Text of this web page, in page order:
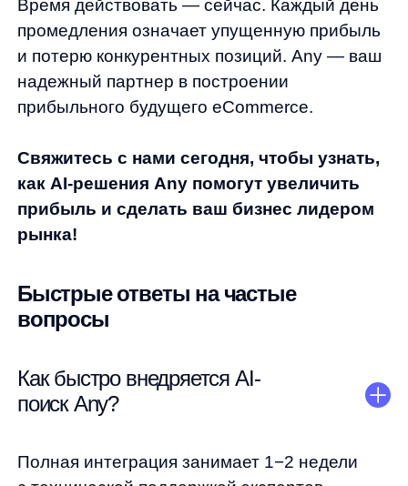
© ООО «Д Технолоджи», 2014-2026
Юридический адрес:
ИНН 7 728 492 537
Основной код по ОКВЭД — 62.01 Разработка компьютерного
any
Рекомендательные алгоритмы
Деятельность в области ИТ
Согласие на получение рекламных и информационных
Руководство пользователя
Функциональные характеристики программного обеспечения